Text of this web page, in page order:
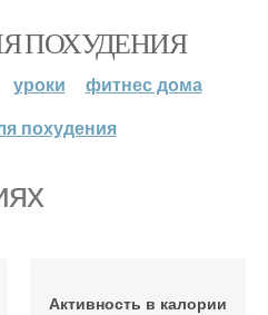
ПОХУДЕНИЯ
уроки
фитнес дома
похудения
Активность в калории